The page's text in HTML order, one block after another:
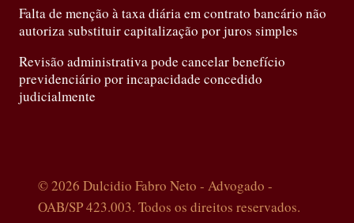
Falta de menção à taxa diária em contrato bancário não
autoriza substituir capitalização por juros simples
Revisão administrativa pode cancelar benefício
previdenciário por incapacidade concedido
judicialmente
© 2026 Dulcidio Fabro Neto - Advogado -
OAB/SP 423.003. Todos os direitos reservados.